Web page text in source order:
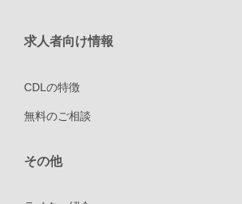
求人者向け情報
CDLの特徴
無料のご相談
その他